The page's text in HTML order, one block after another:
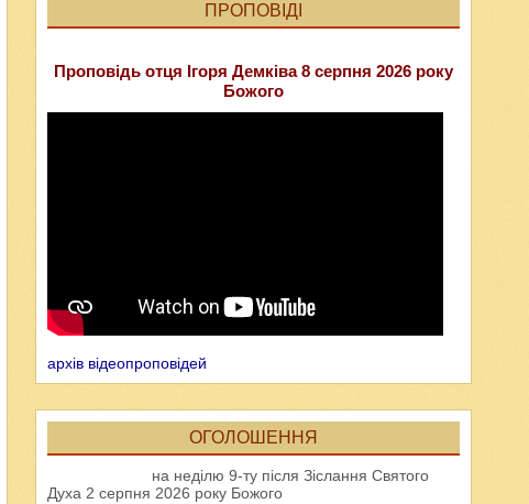
ПРОПОВІДІ
Проповідь отця Ігоря Демківа 8 серпня 2026 року
Божого
архів відеопроповідей
ОГОЛОШЕННЯ
на неділю 9-ту після Зіслання Святого
Духа 2 серпня 2026 року Божого